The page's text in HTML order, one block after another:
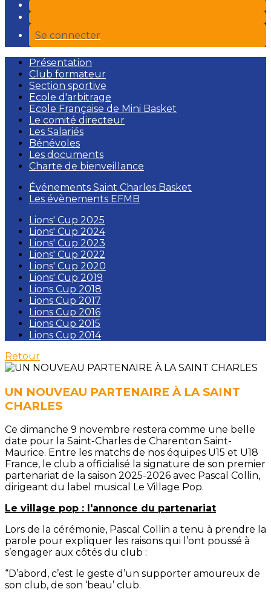
Se connecter
Présentation
Club formateur
Section sportive
Ecole d'arbitrage
Ecole Française de Mini Basket
Le comité directeur
Les Salariés
Bénévoles
Les documents
Charte de bienveillance
Événements Saint Charles Basket
Les évènements EFMB
Lions' Cup 2025
Lions' Cup 2024
Lions' Cup 2023
Lions' Cup 2022
Lions' Cup 2020
Lions' Cup 2019
Lions Cup 2018
Lions Cup 2017
Lions Cup 2016
Lions Cup 2015
Lions Cup 2014
Retour
UN NOUVEAU PARTENAIRE À LA SAINT
CHARLES
Ce dimanche 9 novembre restera comme une belle
date pour la Saint-Charles de Charenton Saint-
Maurice. Entre les matchs de nos équipes U15 et U18
France, le club a officialisé la signature de son premier
partenariat de la saison 2025-2026 avec Pascal Collin,
dirigeant du label musical Le Village Pop.
Le village pop : l'annonce du partenariat
Lors de la cérémonie, Pascal Collin a tenu à prendre la
parole pour expliquer les raisons qui l’ont poussé à
s’engager aux côtés du club :
“D’abord, c’est le geste d’un supporter amoureux de
son club, de son ‘beau’ club.